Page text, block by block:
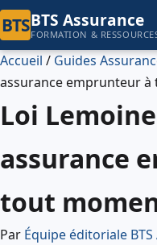
BTSBTS Assurance
FORMATION &
Accueil / Guides
assurance emprunteur
Loi
assurance
tout
Par Équipe éditoriale